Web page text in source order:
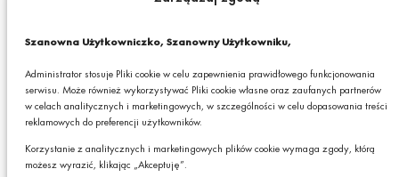
Szanowna Użytkowniczko, Szanowny Użytkowniku,
Administrator stosuje Pliki cookie w celu zapewnienia prawidłowego funkcjonowania
serwisu. Może również wykorzystywać Pliki cookie własne oraz zaufanych partnerów
w celach analitycznych i marketingowych, w szczególności w celu dopasowania treści
reklamowych do preferencji użytkowników.
Korzystanie z analitycznych i marketingowych plików cookie wymaga zgody, którą
możesz wyrazić, klikając „Akceptuję”.
adres e-mail newslettera z informacjami o ciekawych promocjach,
produktach lub usługach GRANIT S.A.*
* Pola obowiązkowe
Podając swój adres e-mail wyrażasz zgodę na otrzymywanie drogą elektroniczną,
produktach lub usługach GRANIT S.A. oraz zgodę na przetwarzanie przez GRANIT
S.A. Twoich danych osobowych w postaci tego adresu e-mail. Szczegółowe zasady